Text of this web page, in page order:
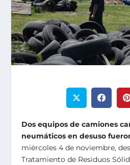
Dos equipos de camiones
neumáticos en desuso
miércoles 4 de noviembre,
Tratamiento de Residuos